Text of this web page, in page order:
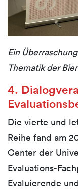
Ein
Thematik der
4.
Die vierte und
Reihe fand am
Center der
Evaluations-
Evaluierende